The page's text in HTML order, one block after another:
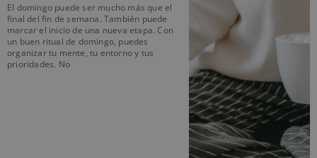
El domingo puede ser mucho más que el
final del fin de semana. También puede
marcar el inicio de una nueva etapa. Con
un buen ritual de domingo, puedes
organizar tu mente, tu entorno y tus
prioridades. No